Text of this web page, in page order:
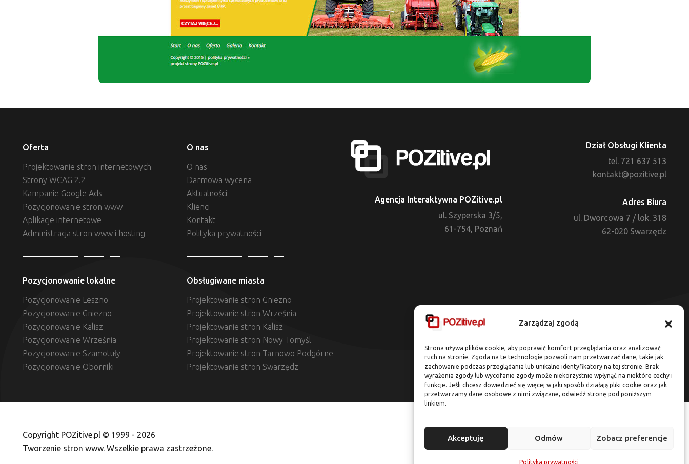
Zarządzaj zgodą
Strona używa plików cookie, aby poprawić komfort przeglądania oraz analizować
ruch na stronie. Zgoda na te technologie pozwoli nam przetwarzać dane, takie jak
zachowanie podczas przeglądania lub unikalne identyfikatory na tej stronie. Brak
wyrażenia zgody lub wycofanie zgody może niekorzystnie wpłynąć na niektóre cechy i
funkcje. Jeśli chcesz dowiedzieć się więcej w jaki sposób działają pliki cookie oraz jak
przetwarzamy dane osobowe z nimi związane, odwiedź stronę pod poniższym
linkiem.
Akceptuję Odmów Zobacz preferencje
Polityka prywatności
Oferta
Projektowanie stron internetowych
Strony WCAG 2.2
Kampanie Google Ads
Pozycjonowanie stron www
Aplikacje internetowe
Administracja stron www i hosting
Pozycjonowanie lokalne
Pozycjonowanie Leszno
Pozycjonowanie Gniezno
Pozycjonowanie Kalisz
Pozycjonowanie Września
Pozycjonowanie Szamotuły
Pozycjonowanie Oborniki
O nas
O nas
Darmowa wycena
Aktualności
Klienci
Kontakt
Polityka prywatności
Obsługiwane miasta
Projektowanie stron Gniezno
Projektowanie stron Września
Projektowanie stron Kalisz
Projektowanie stron Nowy Tomyśl
Projektowanie stron Tarnowo Podgórne
Projektowanie stron Swarzędz
Agencja Interaktywna POZitive.pl
ul. Szyperska 3/5,
61-754, Poznań
Dział Obsługi Klienta
tel. 721 637 513
kontakt@pozitive.pl
Adres Biura
ul. Dworcowa 7 / lok. 318
62-020 Swarzędz
Copyright POZitive.pl © 1999 - 2026
Tworzenie stron www. Wszelkie prawa zastrzeżone.